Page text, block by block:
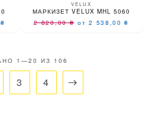
₴
VELUX
МАРКИЗЕТ VELUX MHL 5060
2 820,00₴ от 2 538,00₴
1—20 ИЗ 106
3 4